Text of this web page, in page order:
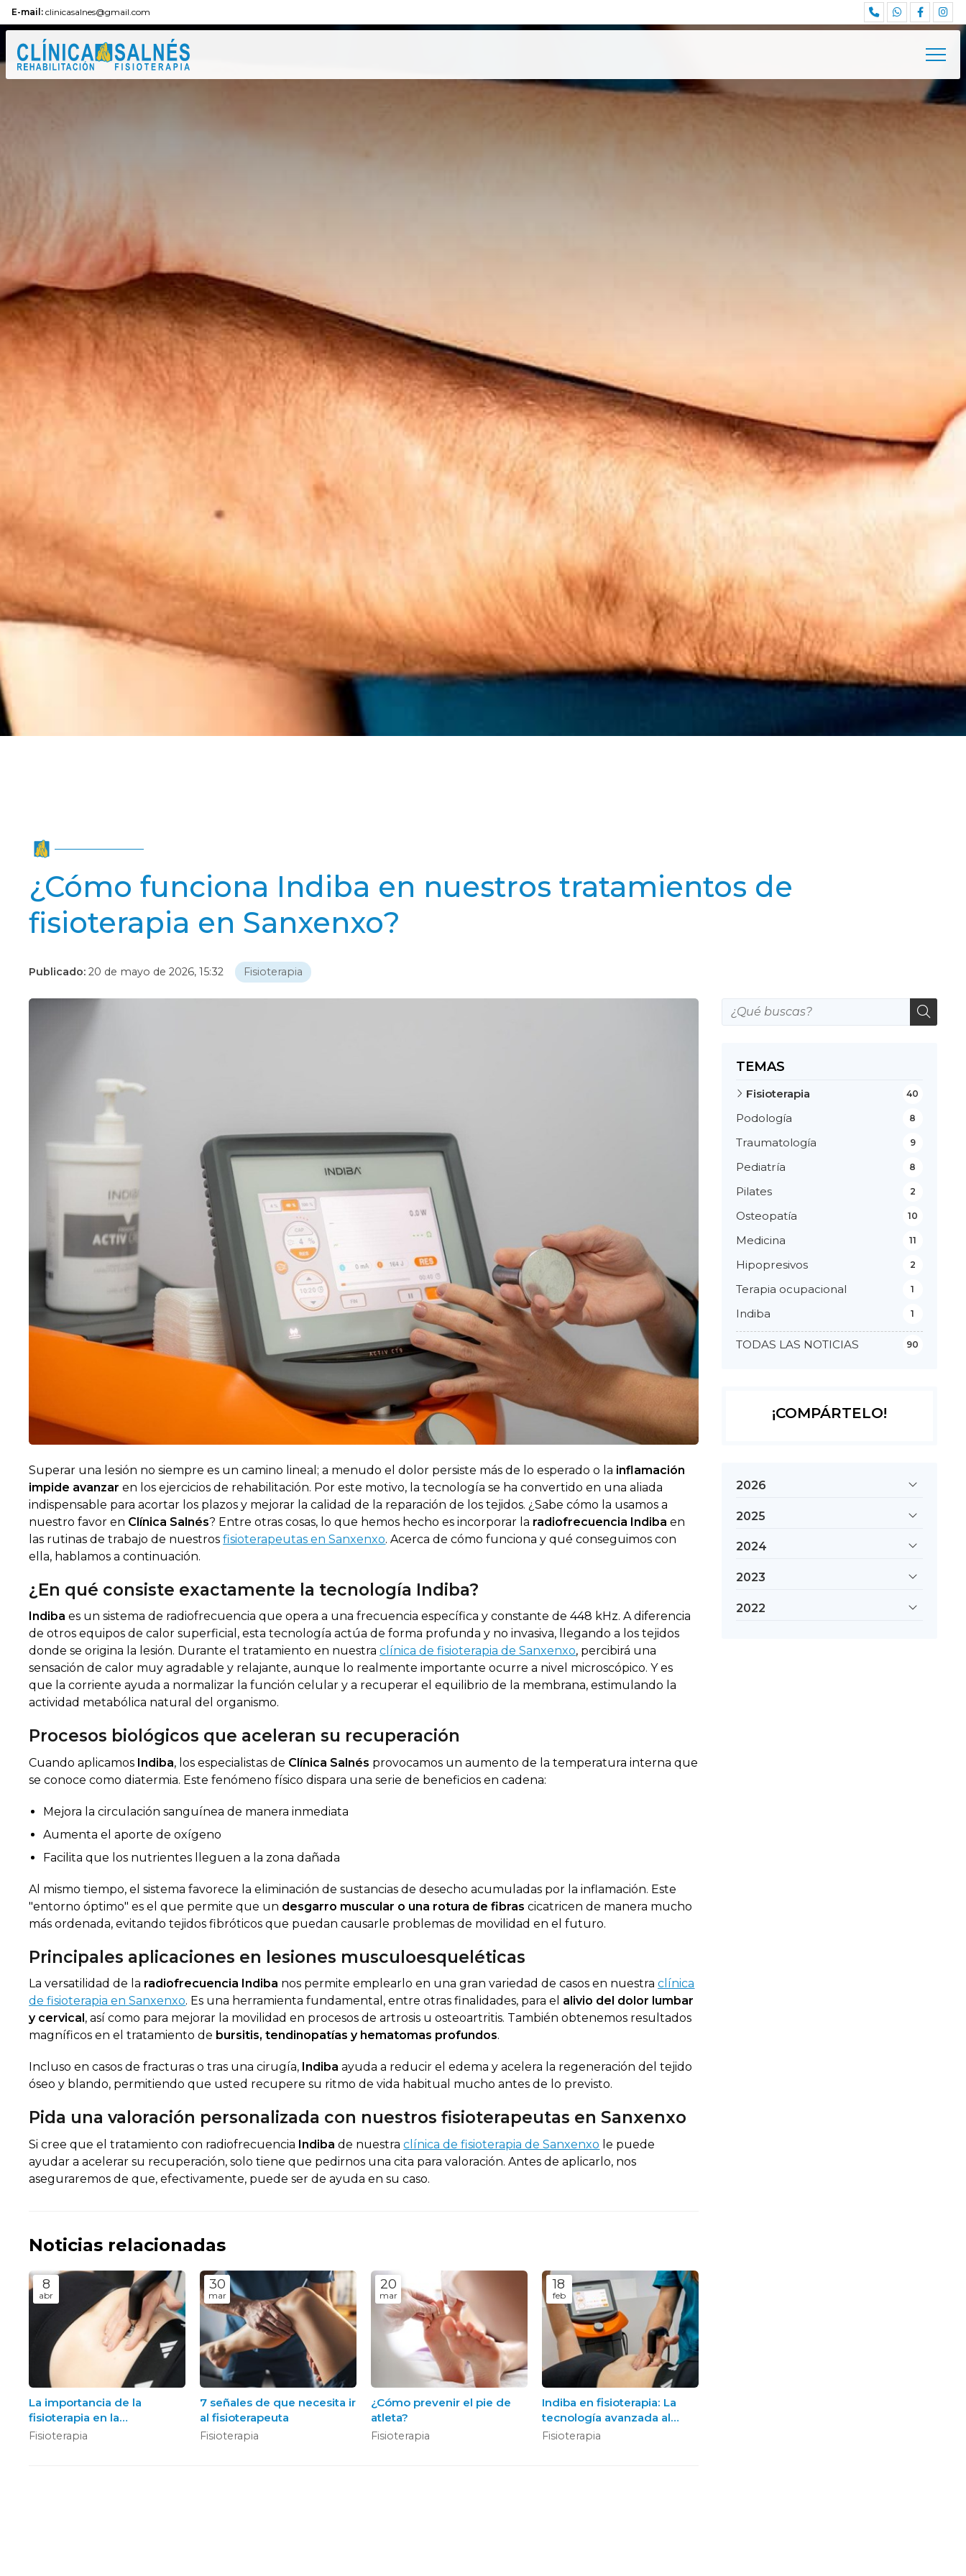
E-mail: clinicasalnes@gmail.com
¿Cómo funciona Indiba en nuestros tratamientos de
fisioterapia en Sanxenxo?
Publicado: 20 de mayo de 2026, 15:32 Fisioterapia
TEMAS
TODAS LAS NOTICIAS 90
Fisioterapia 40
Podología 8
Traumatología 9
Pediatría 8
Pilates 2
Osteopatía 10
Medicina 11
Hipopresivos 2
Terapia ocupacional 1
Indiba 1
Superar una lesión no siempre es un camino lineal; a menudo el dolor persiste más de lo esperado o la inflamación
impide avanzar en los ejercicios de rehabilitación. Por este motivo, la tecnología se ha convertido en una aliada
indispensable para acortar los plazos y mejorar la calidad de la reparación de los tejidos. ¿Sabe cómo la usamos a
nuestro favor en Clínica Salnés? Entre otras cosas, lo que hemos hecho es incorporar la radiofrecuencia Indiba en
las rutinas de trabajo de nuestrosfisioterapeutas en Sanxenxo. Acerca de cómo funciona y qué conseguimos con
ella, hablamos a continuación.
¿En qué consiste exactamente la tecnología Indiba?
Indiba es un sistema de radiofrecuencia que opera a una frecuencia específica y constante de 448 kHz. A diferencia
de otros equipos de calor superficial, esta tecnología actúa de forma profunda y no invasiva, llegando a los tejidos
donde se origina la lesión. Durante el tratamiento en nuestraclínica de fisioterapia de Sanxenxo, percibirá una
sensación de calor muy agradable y relajante, aunque lo realmente importante ocurre a nivel microscópico. Y es
que la corriente ayuda a normalizar la función celular y a recuperar el equilibrio de la membrana, estimulando la
actividad metabólica natural del organismo.
Procesos biológicos que aceleran su recuperación
Cuando aplicamos Indiba, los especialistas de Clínica Salnés provocamos un aumento de la temperatura interna que
se conoce como diatermia. Este fenómeno físico dispara una serie de beneficios en cadena:
Mejora la circulación sanguínea de manera inmediata
Aumenta el aporte de oxígeno
Facilita que los nutrientes lleguen a la zona dañada
Al mismo tiempo, el sistema favorece la eliminación de sustancias de desecho acumuladas por la inflamación. Este
"entorno óptimo" es el que permite que un desgarro muscular o una rotura de fibras cicatricen de manera mucho
más ordenada, evitando tejidos fibróticos que puedan causarle problemas de movilidad en el futuro.
Principales aplicaciones en lesiones musculoesqueléticas
La versatilidad de la radiofrecuencia Indiba nos permite emplearlo en una gran variedad de casos en nuestraclínica
de fisioterapia en Sanxenxo. Es una herramienta fundamental, entre otras finalidades, para el alivio del dolor lumbar
y cervical , así como para mejorar la movilidad en procesos de artrosis u osteoartritis. También obtenemos resultados
magníficos en el tratamiento de bursitis, tendinopatías y hematomas profundos.
Incluso en casos de fracturas o tras una cirugía, Indibaayuda a reducir el edema y acelera la regeneración del tejido
óseo y blando, permitiendo que usted recupere su ritmo de vida habitual mucho antes de lo previsto.
Pida una valoración personalizada con nuestros fisioterapeutas en Sanxenxo
Si cree que el tratamiento con radiofrecuencia Indibade nuestraclínica de fisioterapia de Sanxenxo le puede
ayudar a acelerar su recuperación, solo tiene que pedirnos una cita para valoración. Antes de aplicarlo, nos
aseguraremos de que, efectivamente, puede ser de ayuda en su caso.
Noticias relacionadas
8
abr
La importancia de la
fisioterapia en la
rehabilitación post-
Fisioterapia
30
mar
7 señales de que necesita ir
al fisioterapeuta
Fisioterapia
20
mar
¿Cómo prevenir el pie de
atleta?
Fisioterapia
18
feb
Indiba en fisioterapia: La
tecnología avanzada al
servicio de tu recuperación
Fisioterapia
¡COMPÁRTELO!
2026
2025
2024
2023
2022